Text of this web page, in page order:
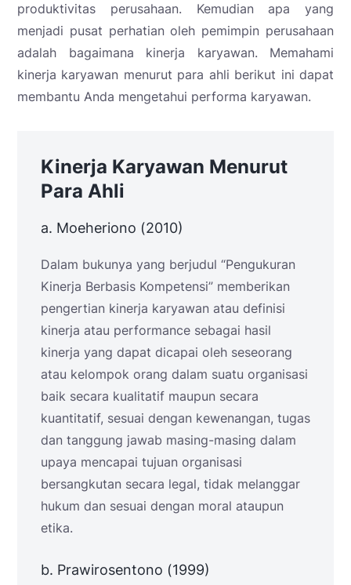
produktivitas perusahaan. Kemudian apa yang
menjadi pusat perhatian oleh pemimpin perusahaan
adalah bagaimana kinerja karyawan. Memahami
kinerja karyawan menurut para ahli berikut ini dapat
membantu Anda mengetahui performa karyawan.
Kinerja Karyawan Menurut
Para Ahli
a. Moeheriono (2010)
Dalam bukunya yang berjudul “Pengukuran
Kinerja Berbasis Kompetensi” memberikan
pengertian kinerja karyawan atau definisi
kinerja atau performance sebagai hasil
kinerja yang dapat dicapai oleh seseorang
atau kelompok orang dalam suatu organisasi
baik secara kualitatif maupun secara
kuantitatif, sesuai dengan kewenangan, tugas
dan tanggung jawab masing-masing dalam
upaya mencapai tujuan organisasi
bersangkutan secara legal, tidak melanggar
hukum dan sesuai dengan moral ataupun
etika.
b. Prawirosentono (1999)